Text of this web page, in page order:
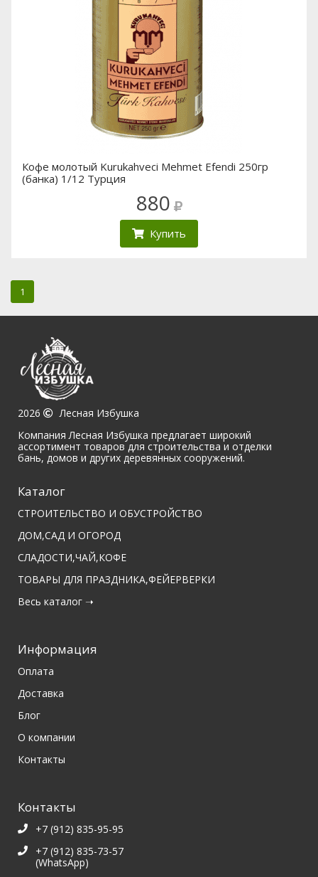
Кофе молотый Kurukahveci Mehmet Efendi 250гр
(банка) 1/12 Турция
880
Купить
1
2026
Лесная Избушка
Компания Лесная Избушка предлагает широкий
ассортимент товаров для строительства и отделки
бань, домов и других деревянных сооружений.
Каталог
СТРОИТЕЛЬСТВО И ОБУСТРОЙСТВО
ДОМ,САД И ОГОРОД
СЛАДОСТИ,ЧАЙ,КОФЕ
ТОВАРЫ ДЛЯ ПРАЗДНИКА,ФЕЙЕРВЕРКИ
Весь каталог ➝
Информация
Оплата
Доставка
Блог
О компании
Контакты
Контакты
+7 (912) 835-95-95
+7 (912) 835-73-57
(WhatsApp)